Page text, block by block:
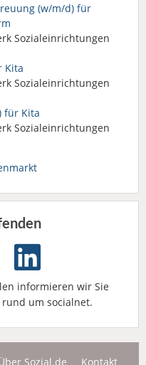
(w/m/d) für
Sozialeinrichtungen
Kita
Sozialeinrichtungen
für Kita
Sozialeinrichtungen
informieren wir Sie
um socialnet.
Sozial.de Kontakt